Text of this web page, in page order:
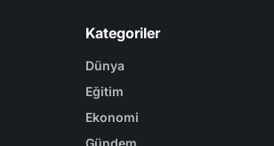
Kategoriler
Dünya
Eğitim
Ekonomi